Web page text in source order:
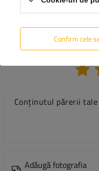
Conținutul părerii tale
Adăugă fotografia
Confirm cele